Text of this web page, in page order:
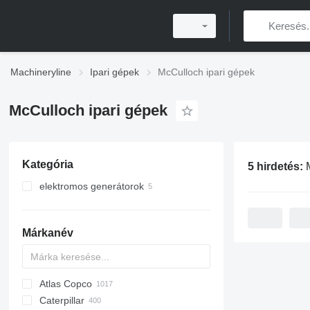
Machineryline Ipari gépek McCulloch ipari gépek
McCulloch ipari gépek
Kategória
elektromos generátorok
Márkanév
PDS
APD
AB
Ensis
Pega
VZ
AG3
Atlas Copco
DrillAir
QAS
PDP
E-series
B-series
BM
GFS
VT
Rover
PA
Airpure
BySprint Fiber
CK
SR
Caterpillar
5 hirdetés: